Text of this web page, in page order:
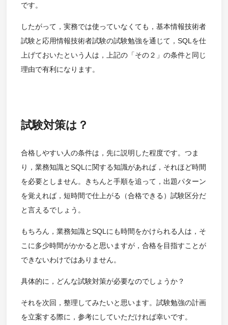
です。
したがって，実務では使っていなくても，基本情報技術者
試験と応用情報技術者試験の試験勉強を通じて，SQLを仕
上げておいたという人は，上記の「その２」の条件と同じ
理由で有利になります。
試験対策は？
合格しやすい人の条件は，先に説明した程度です。つま
り，業務知識とSQLに関する知識があれば，それほど時間
を必要としません。きちんと手順を追って，出題パターン
を覚えれば，短時間で仕上がる（合格できる）試験区分だ
と言えるでしょう。
もちろん，業務知識とSQLにも時間をかけられる人は，そ
こに多少時間がかかると思いますが，合格を目指すことが
できないわけではありません。
具体的に，どんな試験対策が必要なのでしょうか？
それを次回，整理してみたいと思います。試験勉強の計画
を立案する際に，参考にしていただければ幸いです。